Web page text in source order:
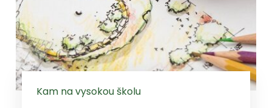
Kam na vysokou školu